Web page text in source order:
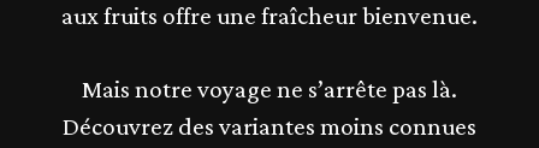
aux fruits offre une fraîcheur bienvenue.
Mais notre voyage ne s’arrête pas là.
Découvrez des variantes moins connues